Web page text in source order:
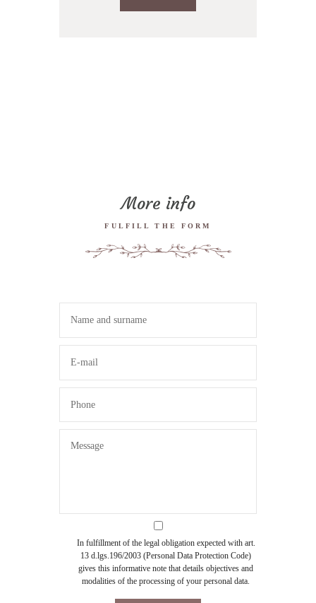
More info
FULFILL THE FORM
In fulfillment of the legal obligation expected with art.
13 d.lgs.196/2003 (Personal Data Protection Code)
gives this informative note that details objectives and
modalities of the processing of your personal data.